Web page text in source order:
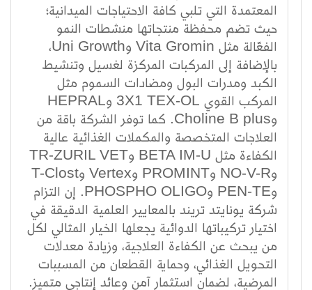
المعتمدة التي تلبي كافة الاحتياجات الميدانية؛
حيث تضم محفظة منتجاتها منشطات النمو
الفعّالة مثل Vita Gromin وUni Growth،
بالإضافة إلى المركبات المركزة لغسيل وتنشيط
الكبد ومدرات البول ومضادات السموم مثل
المركب القوي 3X1 TEX-OL وHEPRAL
وCholine B plus. كما توفر الشركة باقة من
العلاجات المتخصصة والمكملات الغذائية عالية
الكفاءة مثل BETA IM-U وTR-ZURIL VET
وNO-V-R وPROMINT وVertex وT-Clost
وPEN-TE وPHOSPHO OLIGO. إن التزام
شركة يونايتد تريند بالمعايير العلمية الدقيقة في
اختيار تركيباتها الدوائية يجعلها الخيار المثالي لكل
من يبحث عن الكفاءة العلاجية، وزيادة معدلات
التحويل الغذائي، وحماية القطعان من المسببات
المرضية، لضمان استثمار آمن وعائد إنتاجي متميز.